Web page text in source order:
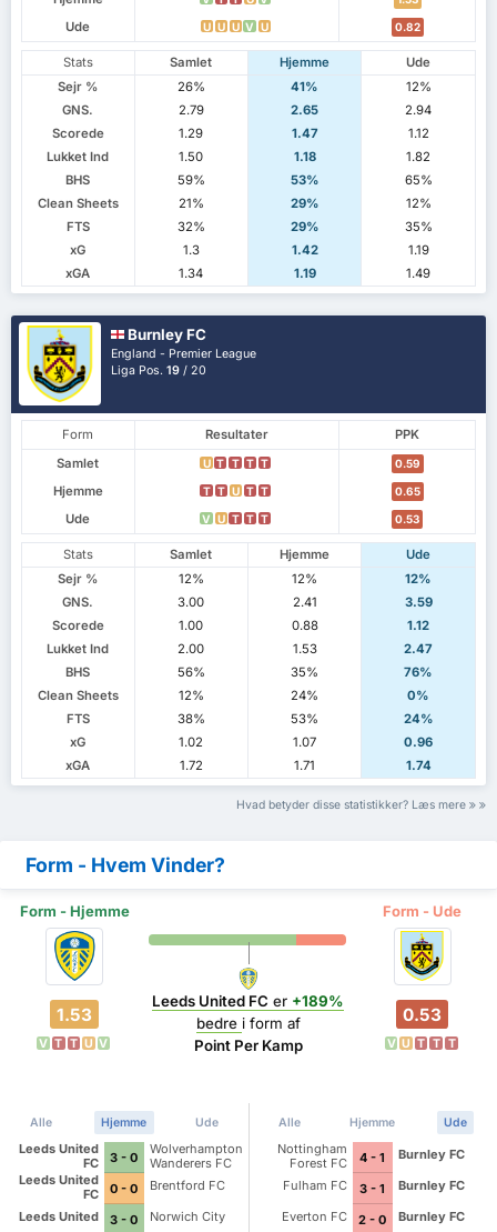
Ude U U U V U 0.82
Stats Samlet Hjemme
Ude
Sejr %
26% 41%
12%
GNS.
2.79 2.65
2.94
Scorede
1.29 1.47
1.12
Lukket Ind
1.50 1.18
1.82
BHS
59% 53%
65%
Clean Sheets
21% 29%
12%
FTS
32% 29%
35%
xG
1.3 1.42
1.19
xGA
1.34 1.19 1.49
Burnley FC
England - Premier League
Liga Pos.19 / 20
Form Resultater
PPK
Samlet
U T T T T 0.59
Hjemme T T U T T 0.65
Ude V U T T T 0.53
Stats Samlet Hjemme
Ude
Sejr %
12% 12%
12%
GNS.
3.00 2.41
3.59
Scorede
1.00 0.88
1.12
Lukket Ind
2.00 1.53
2.47
BHS
56% 35%
76%
Clean Sheets
12% 24%
0%
FTS
38% 53%
24%
xG
1.02 1.07
0.96
xGA
1.72 1.71 1.74
Hvad betyder disse statistikker? Læs mere
Form - Hvem Vinder?
Form - Hjemme Form - Ude
1.53
V T T U V
Leeds United FC er +189%
bedre i form af
Point Per Kamp
0.53
V U T T T
Alle Hjemme Ude
Leeds United
FC
3 - 0
Wolverhampton
Wanderers FC
Leeds United
FC
0 - 0
Brentford FC
Leeds United
3 - 0 Norwich City
Alle Hjemme Ude
Nottingham
Forest FC
4 - 1
Burnley FC
Fulham FC
3 - 1
Burnley FC
Everton FC
2 - 0 Burnley FC